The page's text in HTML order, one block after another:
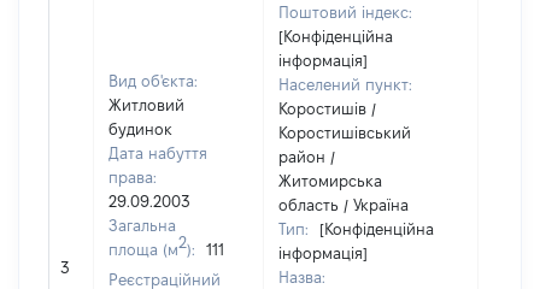
3
Вид об'єкта:
Житловий
будинок
Дата набуття
права:
29.09.2003
Загальна
площа (м2):
111
Реєстраційний
Поштовий індекс:
[Конфіденційна
інформація]
Населений пункт:
Коростишів /
Коростишівський
район /
Житомирська
область / Україна
Тип:
[Конфіденційна
інформація]
Назва: